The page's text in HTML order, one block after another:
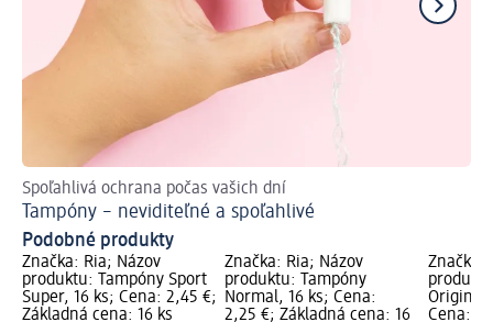
Spoľahlivá ochrana počas vašich dní
Tampóny – neviditeľné a spoľahlivé
Podobné produkty
Značka: Ria; Názov
produktu: Tampóny Sport
Super, 16 ks; Cena: 2,45 €;
Základná cena: 16 ks
Značka: Ria; Názov
produktu: Tampóny
Normal, 16 ks; Cena:
2,25 €; Základná cena: 16
Značka:
Original
Cena: